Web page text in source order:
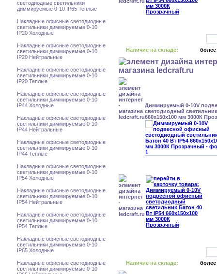
светодиодные светильники
диммируемые 0-10 IP65 Теплые
Накладные офисные светодиодные
светильники диммируемые 0-10
IP20 Холодные
Накладные офисные светодиодные
светильники диммируемые 0-10
IP20 Нейтральные
Накладные офисные светодиодные
светильники диммируемые 0-10
IP20 Теплые
Накладные офисные светодиодные
светильники диммируемые 0-10
IP44 Холодные
Накладные офисные светодиодные
светильники диммируемые 0-10
IP44 Нейтральные
Накладные офисные светодиодные
светильники диммируемые 0-10
IP44 Теплые
Накладные офисные светодиодные
светильники диммируемые 0-10
IP54 Холодные
Накладные офисные светодиодные
светильники диммируемые 0-10
IP54 Нейтральные
Накладные офисные светодиодные
светильники диммируемые 0-10
IP54 Теплые
Накладные офисные светодиодные
светильники диммируемые 0-10
IP65 Холодные
Накладные офисные светодиодные
светильники диммируемые 0-10
Наличие на складе: более
Диммируемый 0-10V
светодиодный
660x150x100 мм 3000К
Наличие на складе: более